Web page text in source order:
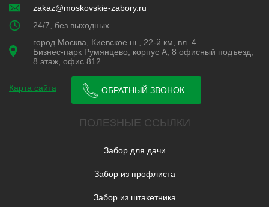
zakaz@moskovskie-zabory.ru
24/7, без выходных
город Москва, Киевское ш., 22-й км, вл. 4
Бизнес-парк Румянцево, корпус А, 8 офисный подъезд,
8 этаж, офис 812
Карта сайта ОБРАТНЫЙ ЗВОНОК
ПОЛЕЗНЫЕ ССЫЛКИ
Забор для дачи
Забор из профлиста
Забор из штакетника